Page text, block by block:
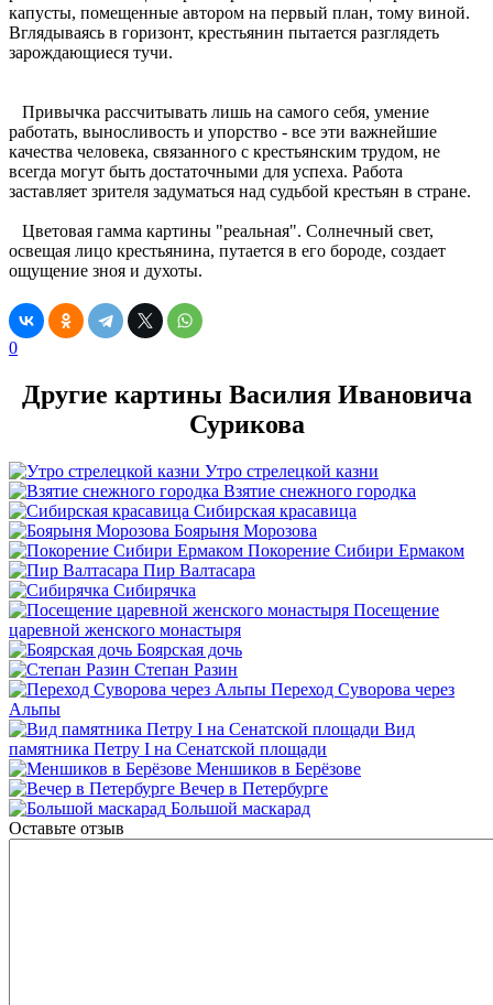
капусты, помещенные автором на первый план, тому виной.
Вглядываясь в горизонт, крестьянин пытается разглядеть
зарождающиеся тучи.
Привычка рассчитывать лишь на самого себя, умение
работать, выносливость и упорство - все эти важнейшие
качества человека, связанного с крестьянским трудом, не
всегда могут быть достаточными для успеха. Работа
заставляет зрителя задуматься над судьбой крестьян в стране.
Цветовая гамма картины "реальная". Солнечный свет,
освещая лицо крестьянина, путается в его бороде, создает
ощущение зноя и духоты.
0
Другие картины Василия Ивановича
Сурикова
Утро стрелецкой казни
Взятие снежного городка
Сибирская красавица
Боярыня Морозова
Покорение Сибири Ермаком
Пир Валтасара
Сибирячка
Посещение
царевной женского монастыря
Боярская дочь
Степан Разин
Переход Суворова через
Альпы
Вид
памятника Петру I на Сенатской площади
Меншиков в Берёзове
Вечер в Петербурге
Большой маскарад
Оставьте отзыв